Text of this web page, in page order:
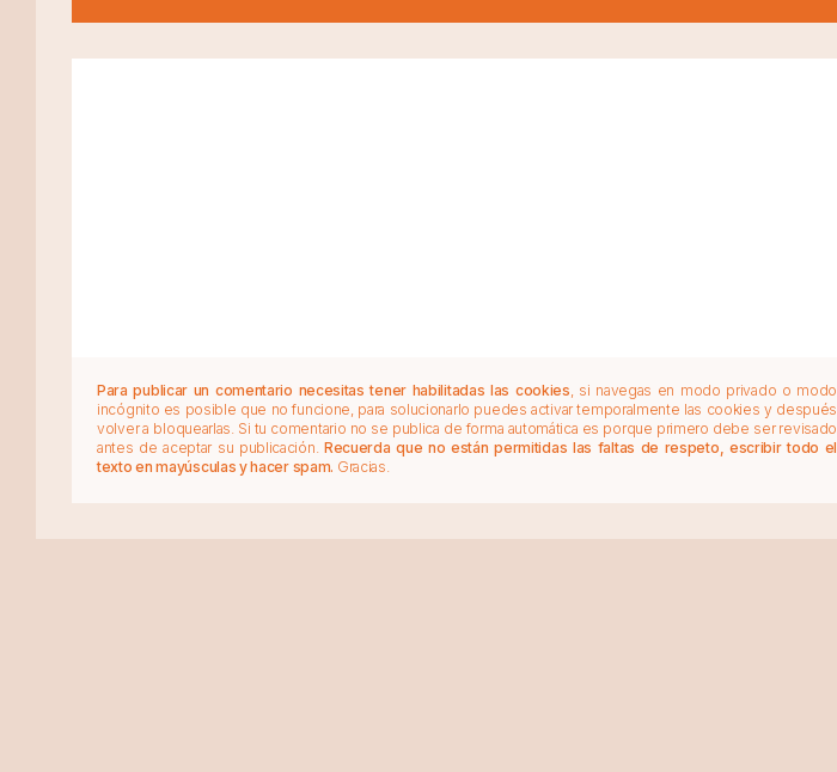
Para publicar un comentario necesitas tener habilitadas las cookies , si navegas en modo privado o modo
incógnito es posible que no funcione, para solucionarlo puedes activar temporalmente las cookies y después
volver a bloquearlas. Si tu comentario no se publica de forma automática es porque primero debe ser revisado
antes de aceptar su publicación. Recuerda que no están permitidas las faltas de respeto, escribir todo el
texto en mayúsculas y hacer spam. Gracias.